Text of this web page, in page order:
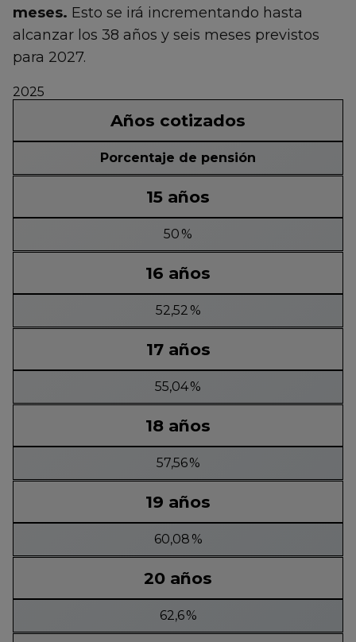
meses. Esto se irá incrementando hasta
alcanzar los 38 años y seis meses previstos
para 2027.
2025
Años cotizados
Porcentaje de pensión
15 años
50 %
16 años
52,52 %
17 años
55,04 %
18 años
57,56 %
19 años
60,08 %
20 años
62,6 %